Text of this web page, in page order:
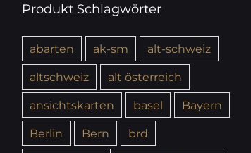
Produkt Schlagwörter
abarten ak-sm
alt-schweiz
altschweiz
alt österreich
ansichtskarten
basel
Bayern
Berlin
Bern
brd